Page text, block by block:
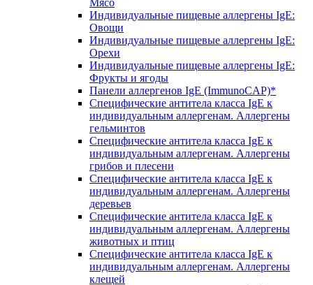
Мясо
Индивидуальные пищевые аллергены IgE:
Овощи
Индивидуальные пищевые аллергены IgE:
Орехи
Индивидуальные пищевые аллергены IgE:
Фрукты и ягоды
Панели аллергенов IgE (ImmunoCAP)*
Специфические антитела класса IgE к
индивидуальным аллергенам. Аллергены
гельминтов
Специфические антитела класса IgE к
индивидуальным аллергенам. Аллергены
грибов и плесени
Специфические антитела класса IgE к
индивидуальным аллергенам. Аллергены
деревьев
Специфические антитела класса IgE к
индивидуальным аллергенам. Аллергены
животных и птиц
Специфические антитела класса IgE к
индивидуальным аллергенам. Аллергены
клещей